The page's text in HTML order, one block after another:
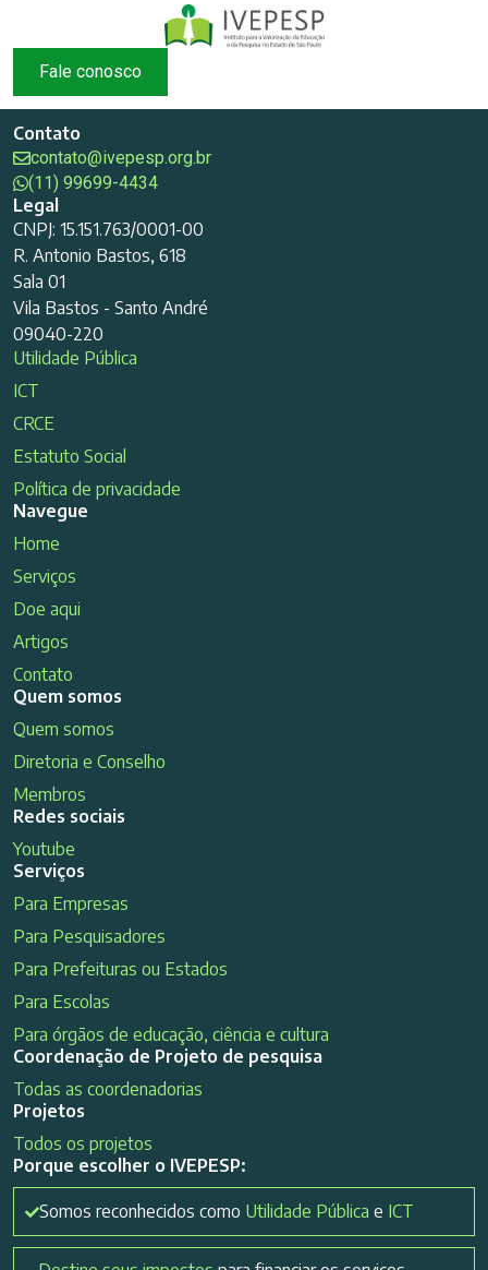
Fale conosco
Contato
contato@ivepesp.org.br
(11) 99699-4434
Legal
CNPJ: 15.151.763/0001-00
R. Antonio Bastos, 618
Sala 01
Vila Bastos - Santo André
09040-220
Utilidade Pública
ICT
CRCE
Estatuto Social
Política de privacidade
Navegue
Home
Serviços
Doe aqui
Artigos
Contato
Quem somos
Quem somos
Diretoria e Conselho
Membros
Redes sociais
Youtube
Serviços
Para Empresas
Para Pesquisadores
Para Prefeituras ou Estados
Para Escolas
Para órgãos de educação, ciência e cultura
Coordenação de Projeto de pesquisa
Todas as coordenadorias
Projetos
Todos os projetos
Porque escolher o IVEPESP:
Somos reconhecidos como Utilidade Pública e ICT